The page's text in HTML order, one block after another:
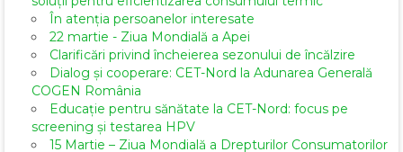
În atenția persoanelor interesate
22 martie - Ziua Mondială a Apei
Clarificări privind încheierea sezonului de încălzire
Dialog și cooperare: CET-Nord la Adunarea Generală
COGEN România
Educație pentru sănătate la CET-Nord: focus pe
screening și testarea HPV
15 Martie – Ziua Mondială a Drepturilor Consumatorilor